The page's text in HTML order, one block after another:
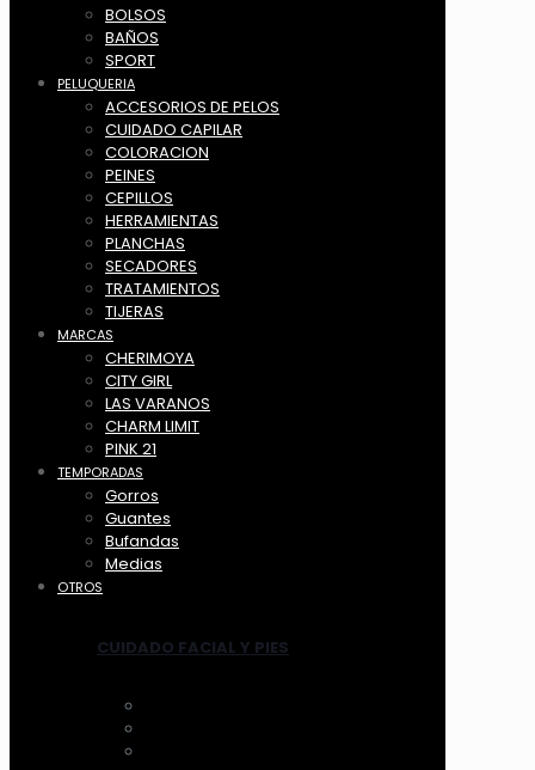
BOLSOS
BAÑOS
SPORT
PELUQUERIA
ACCESORIOS DE PELOS
CUIDADO CAPILAR
COLORACION
PEINES
CEPILLOS
HERRAMIENTAS
PLANCHAS
SECADORES
TRATAMIENTOS
TIJERAS
MARCAS
CHERIMOYA
CITY GIRL
LAS VARANOS
CHARM LIMIT
PINK 21
TEMPORADAS
Gorros
Guantes
Bufandas
Medias
OTROS
CUIDADO FACIAL Y PIES